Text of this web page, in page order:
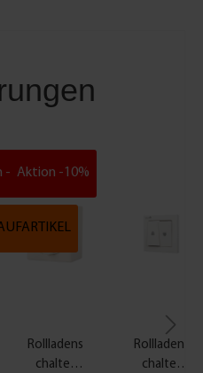
-10%
Aktion -10%
Rollladens
chalter
Rollladens
chalter